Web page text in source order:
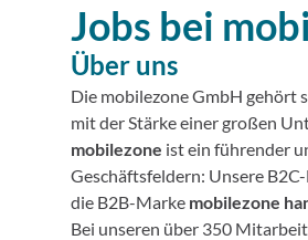
Jobs bei
Über uns
Die mobilezone GmbH gehört
mit der Stärke einer großen
mobilezone ist ein führender
Geschäftsfeldern: Unsere
die B2B-Marke mobilezone
Bei unseren über 350